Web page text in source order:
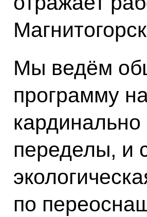
Мы ведём
программу
переделы, и
по